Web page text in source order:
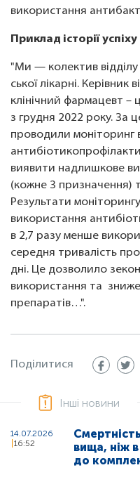
використання
Приклад історії успіху
"Ми — колектив
cької лікарні. Керівник
клінічний фармацевт
з грудня 2022 року. За
проводили моніторинг
виявити надлишкове
(кожне 3 призначення)
Результати
використання
в 2,7 разу менше
середня тривалість
дні. Це дозволило
використання та
препаратів…".
Поділитися
Інші новини
14.07.2026
16:52
вища, ніж
до